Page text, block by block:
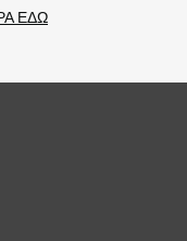
ΕΔΩ